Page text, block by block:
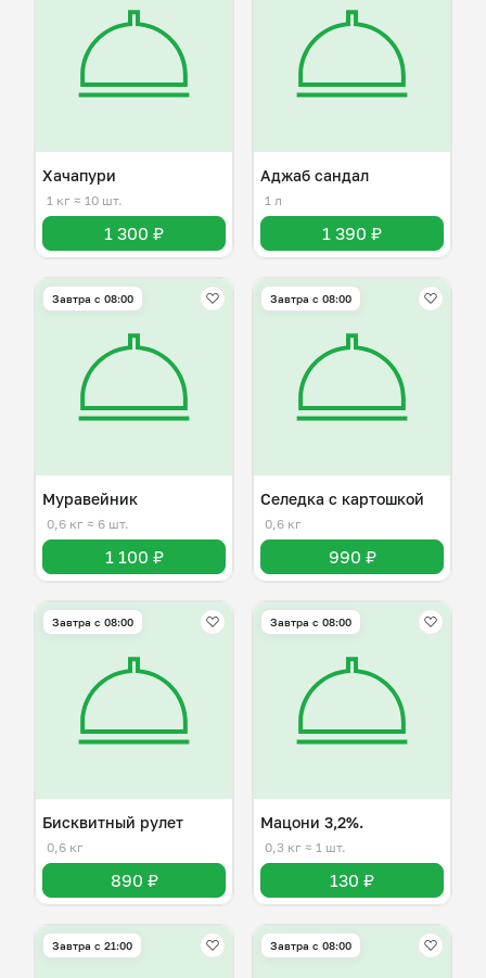
Хачапури
1 кг ≈ 10 шт.
1 300 ₽
Аджаб сандал
1 л
1 390 ₽
Завтра c 08:00
Муравейник
0,6 кг ≈ 6 шт.
1 100 ₽
Завтра c 08:00
Селедка с картошкой
0,6 кг
990 ₽
Завтра c 08:00
Бисквитный рулет
0,6 кг
890 ₽
Завтра c 08:00
Мацони 3,2%.
0,3 кг ≈ 1 шт.
130 ₽
Завтра c 21:00 Завтра c 08:00